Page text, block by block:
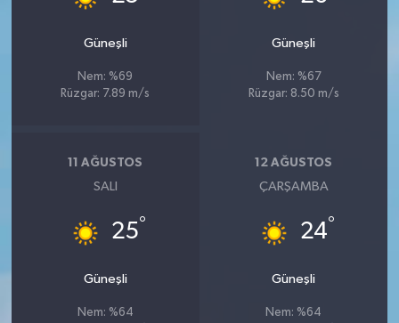
Güneşli
Nem: %69
Rüzgar: 7.89 m/s
Güneşli
Nem: %67
Rüzgar: 8.50 m/s
11 AĞUSTOS
SALI
25°
Güneşli
Nem: %64
12 AĞUSTOS
ÇARŞAMBA
24°
Güneşli
Nem: %64